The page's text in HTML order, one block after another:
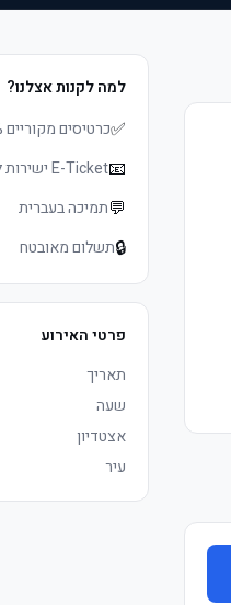
למה לקנות אצלנו?
✅כרטיסים מקוריים 100%
📧E-Ticket ישירות לאימייל
💬תמיכה בעברית
🔒תשלום מאובטח
פרטי האירוע
תאריך
שעה
אצטדיון
עיר